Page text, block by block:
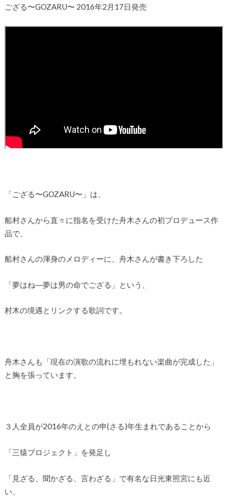
ござる〜GOZARU〜 2016年2月17日発売
「ござる〜GOZARU〜」は、
船村さんから直々に指名を受けた舟木さんの初プロデュース作
品で、
船村さんの渾身のメロディーに、舟木さんが書き下ろした
「夢はね―夢は男の命でござる」という、
村木の境遇とリンクする歌詞です。
舟木さんも「現在の演歌の流れに埋もれない楽曲が完成した」
と胸を張っています。
３人全員が2016年のえとの申(さる)年生まれであることから
「三猿プロジェクト」を発足し
「見ざる、聞かざる、言わざる」で有名な日光東照宮にも近
い、